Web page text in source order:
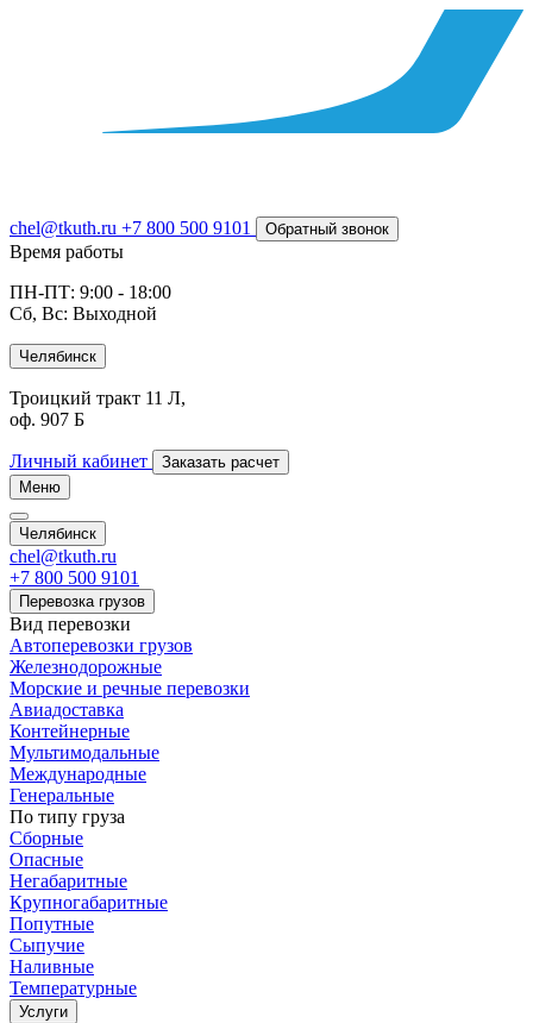
chel@tkuth.ru +7 800 500 9101 Обратный звонок
Время работы
ПН-ПТ: 9:00 - 18:00
Сб, Вс: Выходной
Челябинск
Троицкий тракт 11 Л,
оф. 907 Б
Личный кабинет
Заказать расчет
Меню
Челябинск
chel@tkuth.ru
+7 800 500 9101
Перевозка грузов
Вид перевозки
Автоперевозки грузов
Железнодорожные
Морские и речные перевозки
Авиадоставка
Контейнерные
Мультимодальные
Международные
Генеральные
По типу груза
Сборные
Опасные
Негабаритные
Крупногабаритные
Попутные
Сыпучие
Наливные
Температурные
Услуги